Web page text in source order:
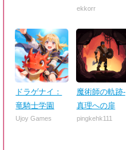
ekkorr
ドラゲナイ：
竜騎士学園
Ujoy Games
魔術師の軌跡-
真理への扉
pingkehk111